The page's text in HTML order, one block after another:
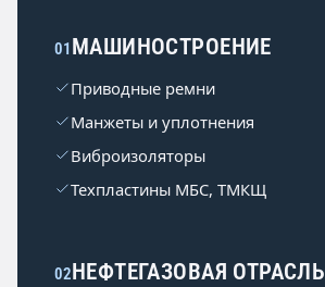
01 МАШИНОСТРОЕНИЕ
Приводные ремни
Манжеты и уплотнения
Виброизоляторы
Техпластины МБС, ТМКЩ
02НЕФТЕГАЗОВАЯ ОТРАСЛЬ